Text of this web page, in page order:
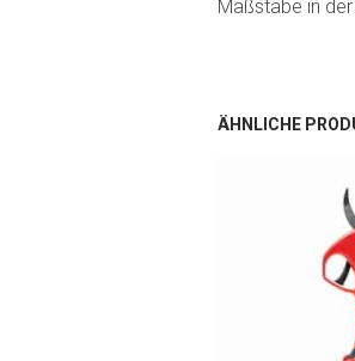
Maßstäbe in
ÄHNLICHE